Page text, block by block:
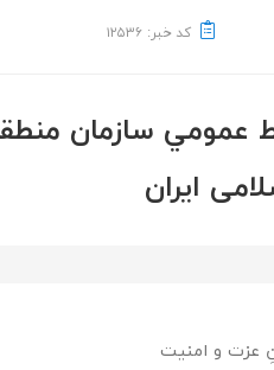
کد خبر: ۱۲۵۳۶
عمومي سازمان
ایران
عزت و امنیت